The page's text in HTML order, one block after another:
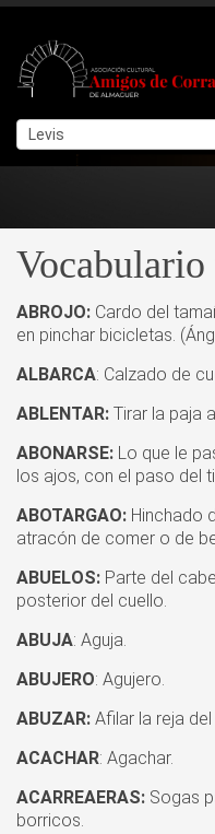
ABROJO: Cardo del
en pinchar bicicletas.
ALBARCA: Calzado de
ABLENTAR: Tirar la paja
ABONARSE: Lo que le
los ajos, con el paso del
ABOTARGAO: Hinchado
atracón de comer o de
ABUELOS: Parte del
posterior del cuello.
ABUJA: Aguja.
ABUJERO: Agujero.
ABUZAR: Afilar la reja del
ACACHAR: Agachar.
ACARREAERAS: Sogas
borricos.